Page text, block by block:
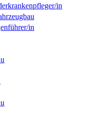
in
in